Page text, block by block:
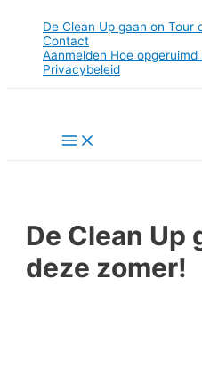
inhoud
De Clean Up gaan on Tour
Contact
Aanmelden Hoe opgeruimd
Privacybeleid
Main
Menu
De Clean Up
deze zomer!